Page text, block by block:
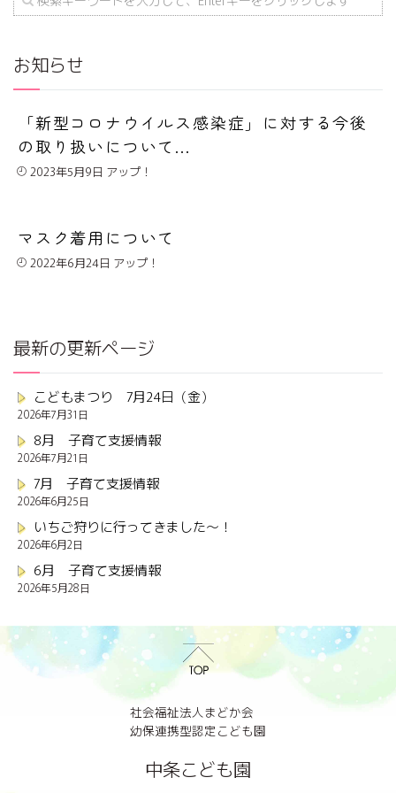
お知らせ
「新型コロナウイルス感染症」に対する今後
の取り扱いについて...
2023年5月9日
マスク着用について
2022年6月24日
最新の更新ページ
こどもまつり 7月24日（金）
2026年7月31日
8月 子育て支援情報
2026年7月21日
7月 子育て支援情報
2026年6月25日
いちご狩りに行ってきました～！
2026年6月2日
6月 子育て支援情報
2026年5月28日
社会福祉法人まどか会
幼保連携型認定こども園
中条こども園